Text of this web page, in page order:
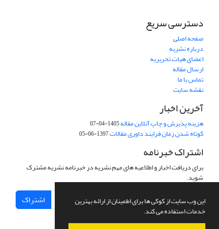
این وب سایت از کوکی ها برای اطمینان از ارائه بهترین
خدمات استفاده می کند.
دسترسی سریع
صفحه اصلی
درباره نشریه
اعضای هیات تحریریه
ارسال مقاله
تماس با ما
نقشه سایت
آخرین اخبار
هزینه پذیرش و چاپ آنلاین مقاله1405-04-07
کوتاه شدن زمان فرایند داوری مقالات1397-06-05
اشتراک خبرنامه
برای دریافت اخبار و اطلاعیه های مهم نشریه در خبرنامه نشریه مشترک
شوید.
اشتراک